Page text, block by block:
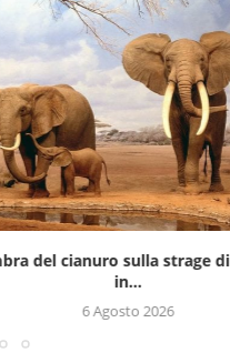
di elefanti
La